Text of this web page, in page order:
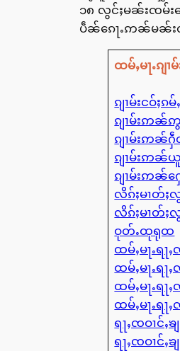
၁၈ လွင်ႈမၼ်းၸမ်း
ပဵၼ်ၵေႃႉဢၼ်မၼ်း
ထမ်ႇမႃႉၵျၢ
ၵျၢမ်းငဝ်ႈၵမ်
ၵျၢမ်းဢၼ်ဢွ
ၵျၢမ်းဢၼ်ႁဵ
ၵျၢမ်းဢၼ်
ၵျၢမ်းဢၼ်ႁေ
လိၵ်ႈမၢတ်ႈ
လိၵ်ႈမၢတ်ႈ
ဝုတ်ႉထုရုထ
ထမ်ႇမႃႉရ
ထမ်ႇမႃႉရ
ထမ်ႇမႃႉရ
ထမ်ႇမႃႉရ
ရႃႇၸဝၢင်
ရႃႇၸဝၢင်